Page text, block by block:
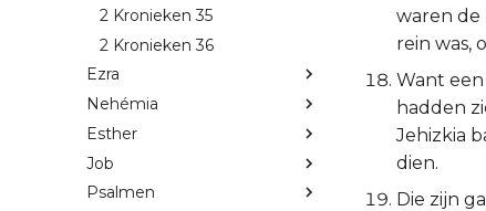
2 Kronieken 35
2 Kronieken 36
Ezra
Nehémia
Esther
Job
Psalmen
waren de
rein was,
Want een
hadden
Jehizkia
dien.
Die zijn